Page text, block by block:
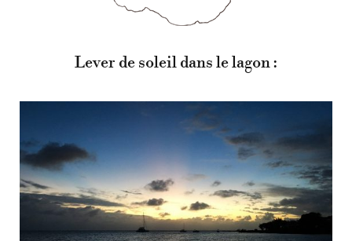
Lever de soleil dans le lagon :